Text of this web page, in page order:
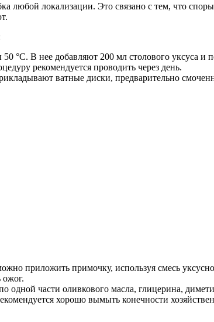
локализации. Это связано с тем, что
°С. В нее добавляют 200 мл столового уксуса и
рекомендуется проводить через день.
ватные диски, предварительно
приложить примочку, используя смесь
ожог.
одной части оливкового масла, глицерина,
хорошо вымыть конечности